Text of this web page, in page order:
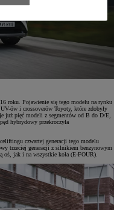
roku. Pojawienie się tego modelu na rynku
ów i crossoverów Toyoty, które zdobyły
już pięć modeli z segmentów od B do D/E,
hybrydowy przekroczyła
czwartej generacji tego modelu
trzeciej generacji z silnikiem benzynowym
oś, jak i na wszystkie koła (E-FOUR).